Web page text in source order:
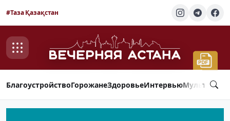
#Таза Қазақстан
БлагоустройствоГорожанеЗдоровьеИнтервью